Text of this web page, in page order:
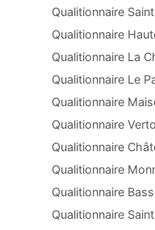
Qualitionnaire
Qualitionnaire
Qualitionnaire La
Qualitionnaire Le
Qualitionnaire
Qualitionnaire
Qualitionnaire
Qualitionnaire
Qualitionnaire
Qualitionnaire